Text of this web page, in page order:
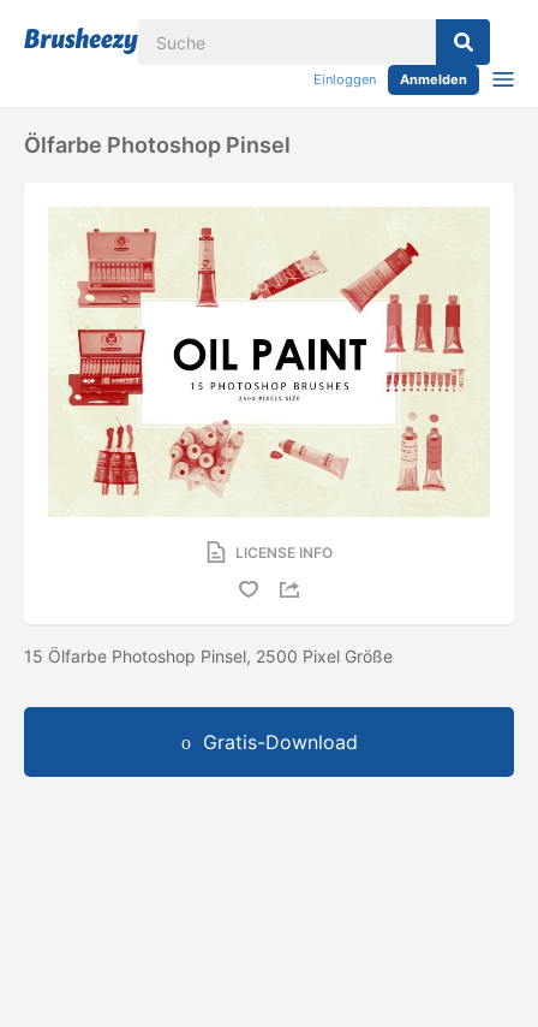
Einloggen Anmelden
Ölfarbe Photoshop Pinsel
LICENSE INFO
15 Ölfarbe Photoshop Pinsel, 2500 Pixel Größe
Gratis-Download